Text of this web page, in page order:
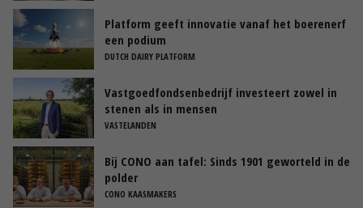
Platform geeft innovatie vanaf het boerenerf
een podium
DUTCH DAIRY PLATFORM
Vastgoedfondsenbedrijf investeert zowel in
stenen als in mensen
VASTELANDEN
Bij CONO aan tafel: Sinds 1901 geworteld in de
polder
CONO KAASMAKERS